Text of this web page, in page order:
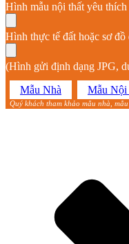
Hình mẫu nội thất yêu thích
Hình thực tế đất hoặc sơ đồ
(Hình gửi định dạng JPG,
Mẫu Nhà
Mẫu Nội
Quý khách tham khảo mẫu nhà,